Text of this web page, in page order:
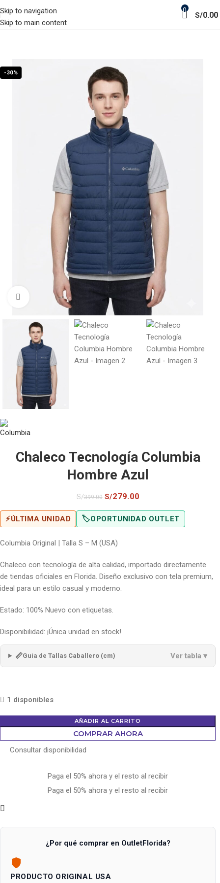
Skip to navigation
Skip to main content
0
S/0.00
-30%
Click to enlarge
Chaleco Tecnología Columbia
Hombre Azul
S/399.00 S/279.00
⚡ÚLTIMA UNIDAD 🏷️OPORTUNIDAD OUTLET
Columbia Original | Talla S – M (USA)
Chaleco con tecnología de alta calidad, importado directamente
de tiendas oficiales en Florida. Diseño exclusivo con tela premium,
ideal para un estilo casual y moderno.
Estado: 100% Nuevo con etiquetas.
Disponibilidad: ¡Única unidad en stock!
📏Guia de Tallas Caballero (cm) Ver tabla ▾
1 disponibles
AÑADIR AL CARRITO
COMPRAR AHORA
Consultar disponibilidad
Paga el 50% ahora y el resto al recibir
Paga el 50% ahora y el resto al recibir
¿Por qué comprar en OutletFlorida?
PRODUCTO ORIGINAL USA